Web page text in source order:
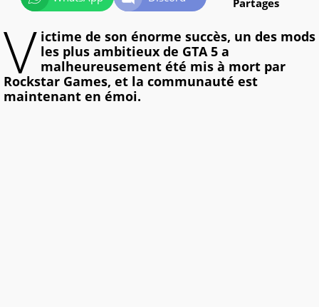
V ictime de son énorme succès, un des mods
les plus ambitieux de GTA 5 a
malheureusement été mis à mort par
Rockstar Games, et la communauté est
maintenant en émoi.